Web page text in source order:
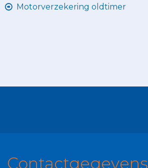
Motorverzekering oldtimer
Contactgegevens